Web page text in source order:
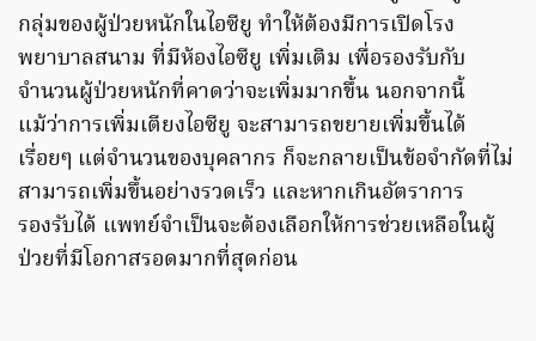
กลุ่มของผู้ป่วยหนักในไอซียู ทำให้ต้องมีการเปิดโรง
พยาบาลสนาม ที่มีห้องไอซียู เพิ่มเติม เพื่อรองรับกับ
จำนวนผู้ป่วยหนักที่คาดว่าจะเพิ่มมากขึ้น นอกจากนี้
แม้ว่าการเพิ่มเตียงไอซียู จะสามารถขยายเพิ่มขึ้นได้
เรื่อยๆ แต่จำนวนของบุคลากร ก็จะกลายเป็นข้อจำกัดที่ไม่
สามารถเพิ่มขึ้นอย่างรวดเร็ว และหากเกินอัตราการ
รองรับได้ แพทย์จำเป็นจะต้องเลือกให้การช่วยเหลือในผู้
ป่วยที่มีโอกาสรอดมากที่สุดก่อน